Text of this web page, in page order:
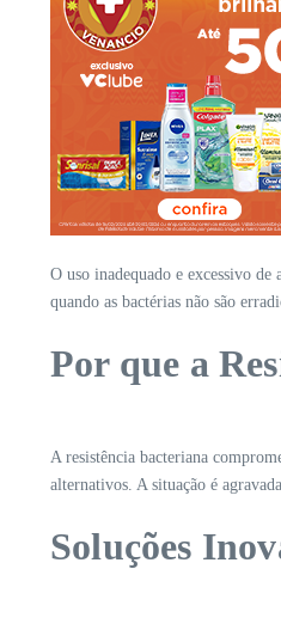
O uso inadequado e excessivo
quando as bactérias não são
Por que a
A resistência bacteriana
alternativos. A situação é
Soluções